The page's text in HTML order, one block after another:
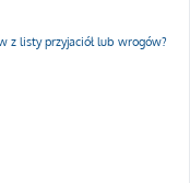
z listy przyjaciół lub wrogów?